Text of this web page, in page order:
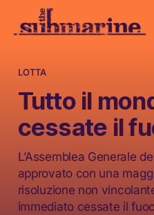
LOTTA
Tutto il
cessate il
L’Assemblea Generale
approvato con una
risoluzione non
immediato cessate il